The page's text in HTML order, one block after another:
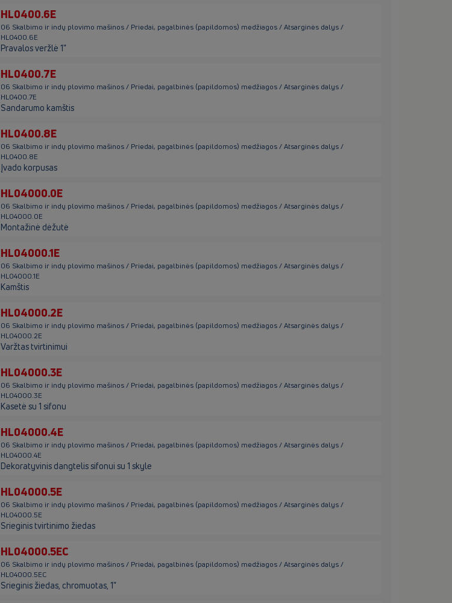
HL0400.6E
06 Skalbimo ir indų plovimo mašinos / Priedai, pagalbinės (papildomos) medžiagos / Atsarginės dalys /
HL0400.6E
Pravalos veržlė 1"
HL0400.7E
06 Skalbimo ir indų plovimo mašinos / Priedai, pagalbinės (papildomos) medžiagos / Atsarginės dalys /
HL0400.7E
Sandarumo kamštis
HL0400.8E
06 Skalbimo ir indų plovimo mašinos / Priedai, pagalbinės (papildomos) medžiagos / Atsarginės dalys /
HL0400.8E
Įvado korpusas
HL04000.0E
06 Skalbimo ir indų plovimo mašinos / Priedai, pagalbinės (papildomos) medžiagos / Atsarginės dalys /
HL04000.0E
Montažinė dėžutė
HL04000.1E
06 Skalbimo ir indų plovimo mašinos / Priedai, pagalbinės (papildomos) medžiagos / Atsarginės dalys /
HL04000.1E
Kamštis
HL04000.2E
06 Skalbimo ir indų plovimo mašinos / Priedai, pagalbinės (papildomos) medžiagos / Atsarginės dalys /
HL04000.2E
Varžtas tvirtinimui
HL04000.3E
06 Skalbimo ir indų plovimo mašinos / Priedai, pagalbinės (papildomos) medžiagos / Atsarginės dalys /
HL04000.3E
Kasetė su 1 sifonu
HL04000.4E
06 Skalbimo ir indų plovimo mašinos / Priedai, pagalbinės (papildomos) medžiagos / Atsarginės dalys /
HL04000.4E
Dekoratyvinis dangtelis sifonui su 1 skyle
HL04000.5E
06 Skalbimo ir indų plovimo mašinos / Priedai, pagalbinės (papildomos) medžiagos / Atsarginės dalys /
HL04000.5E
Srieginis tvirtinimo žiedas
HL04000.5EC
06 Skalbimo ir indų plovimo mašinos / Priedai, pagalbinės (papildomos) medžiagos / Atsarginės dalys /
HL04000.5EC
Srieginis žiedas, chromuotas, 1"